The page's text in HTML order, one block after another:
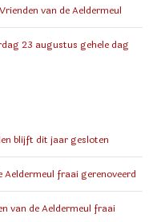
van de Aeldermeul
23 augustus gehele dag
blijft dit jaar gesloten
Aeldermeul fraai gerenoveerd
van de Aeldermeul fraai